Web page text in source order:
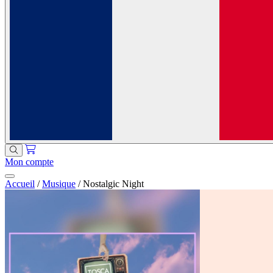
Mon compte
Accueil / Musique / Nostalgic Night